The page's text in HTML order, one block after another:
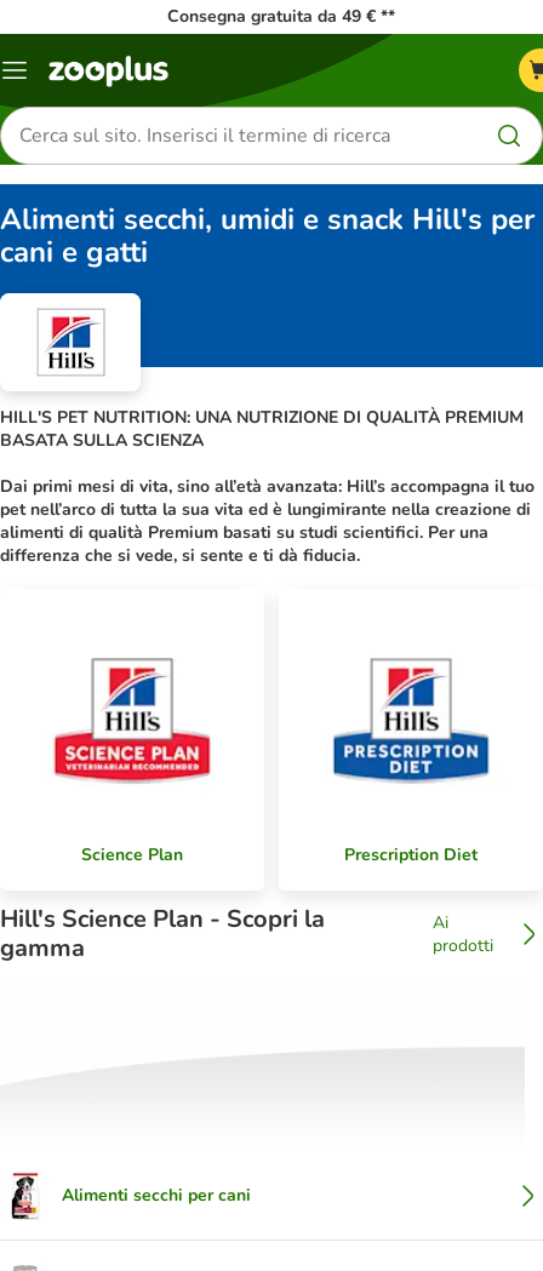
Consegna gratuita da 49 € **
Overview
Cerca
prodotti
Alimenti secchi, umidi e snack Hill's per
cani e gatti
HILL'S PET NUTRITION: UNA NUTRIZIONE DI QUALITÀ PREMIUM
BASATA SULLA SCIENZA
Dai primi mesi di vita, sino all’età avanzata: Hill’s accompagna il tuo
pet nell’arco di tutta la sua vita ed è lungimirante nella creazione di
alimenti di qualità Premium basati su studi scientifici. Per una
differenza che si vede, si sente e ti dà fiducia.
Science Plan Prescription Diet
Hill's Science Plan - Scopri la
gamma
Ai
prodotti
Alimenti secchi per cani